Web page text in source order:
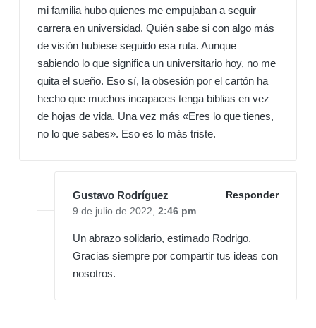
mi familia hubo quienes me empujaban a seguir
carrera en universidad. Quién sabe si con algo más
de visión hubiese seguido esa ruta. Aunque
sabiendo lo que significa un universitario hoy, no me
quita el sueño. Eso sí, la obsesión por el cartón ha
hecho que muchos incapaces tenga biblias en vez
de hojas de vida. Una vez más «Eres lo que tienes,
no lo que sabes». Eso es lo más triste.
Gustavo Rodríguez
Responder
9 de julio de 2022, 2:46 pm
Un abrazo solidario, estimado Rodrigo.
Gracias siempre por compartir tus ideas con
nosotros.